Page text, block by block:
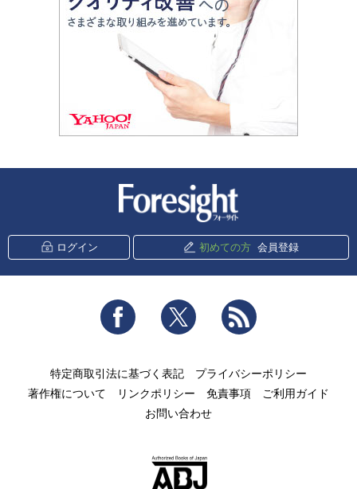
ログイン 初めての方 会員登録
Facebook Twitter
特定商取引法に基づく表記
プライバシーポリシー
著作権について
リンクポリシー 免責事項
ご利用ガイド
お問い合わせ